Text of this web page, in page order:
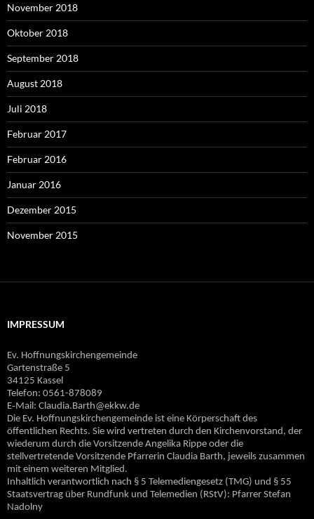
November 2018
Oktober 2018
September 2018
August 2018
Juli 2018
Februar 2017
Februar 2016
Januar 2016
Dezember 2015
November 2015
IMPRESSUM
Ev. Hoffnungskirchengemeinde
Gartenstraße 5
34125 Kassel
Telefon: 0561-878089
E‐Mail: Claudia.Barth@ekkw.de
Die Ev. Hoffnungskirchengemeinde ist eine Körperschaft des
öffentlichen Rechts. Sie wird vertreten durch den Kirchenvorstand, der
wiederum durch die Vorsitzende Angelika Rippe oder die
stellvertretende Vorsitzende Pfarrerin Claudia Barth, jeweils zusammen
mit einem weiteren Mitglied.
Inhaltlich verantwortlich nach § 5 Telemediengesetz (TMG) und § 55
Staatsvertrag über Rundfunk und Telemedien (RStV): Pfarrer Stefan
Nadolny